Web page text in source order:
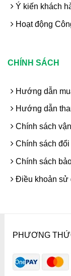
Ý kiến khách
Hoạt động
CHÍNH SÁCH
Hướng dẫn
Hướng dẫn
Chính sách
Chính sách đổi
Chính sách
Điều khoản sử
PHƯƠNG